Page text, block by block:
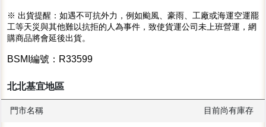
※ 出貨提醒：如遇不可抗外力，例如颱風、豪雨、工廠或海運空運罷
工等天災與其他難以抗拒的人為事件，致使貨運公司未上班營運，網
購商品將會延後出貨。
BSMI編號：R33599
北北基宜地區
門市名稱 目前尚有庫存